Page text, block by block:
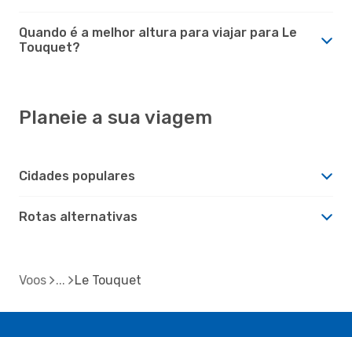
Quando é a melhor altura para viajar para Le
Touquet?
Planeie a sua viagem
Cidades populares
Rotas alternativas
Voos Le Touquet